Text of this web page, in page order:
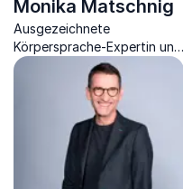
Monika Matschnig
Ausgezeichnete
Körpersprache-Expertin und
Bestsellerautorin lebt sowie
lehrt die Wirkung von Gestik